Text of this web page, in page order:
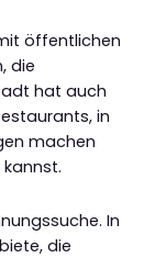
öffentlichen
die
hat auch
in
machen
In
die